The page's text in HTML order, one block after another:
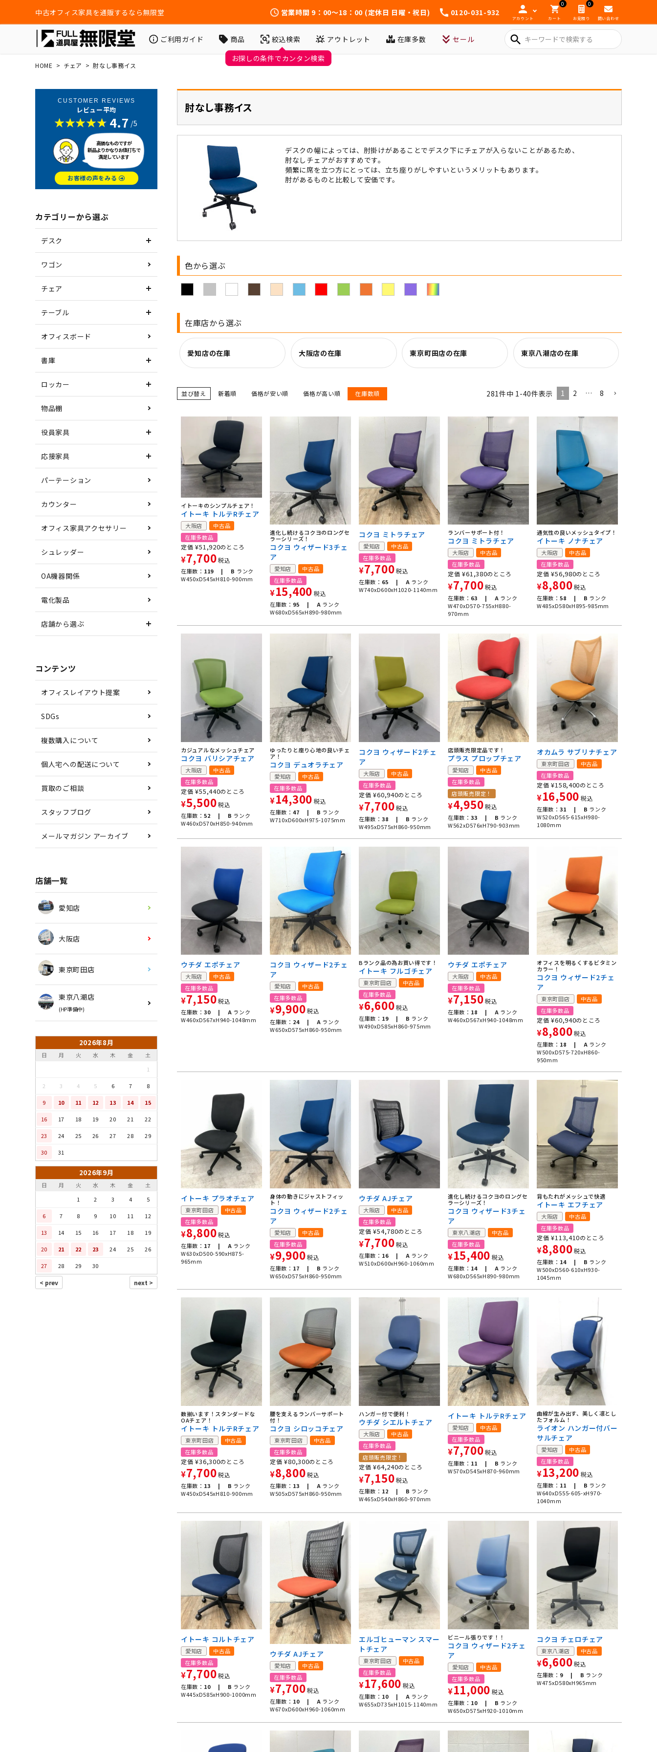
中古オフィス家具を通販するなら無限堂 営業時間 9：00～18：00 (定休日 日曜・祝日) 0120-031-932
アカウント
0
カート
0
お見積り 問い合わせ
ご利用ガイド 商品
絞込検索
お探しの条件でカンタン検索
アウトレット 在庫多数 セール search
HOME チェア 肘なし事務イス
CUSTOMER REVIEWS
レビュー平均
4.7 /5
高価なものですが
新品よりかなりお値打ちで
満足しています
お客様の声をみる
カテゴリーから選ぶ
デスク
ワゴン
チェア
テーブル
オフィスボード
書庫
ロッカー
物品棚
役員家具
応接家具
パーテーション
カウンター
オフィス家具アクセサリー
シュレッダー
OA機器関係
電化製品
店舗から選ぶ
コンテンツ
オフィスレイアウト提案
SDGs
複数購入について
個人宅への配送について
買取のご相談
スタッフブログ
メールマガジン アーカイブ
店舗一覧
愛知店
大阪店
東京町田店
東京八潮店
(HP準備中)
2026年8月
日 月 火 水 木 金
土
1
2 3 4 5 6 7 8
9 10 11 12 13 14 15
16 17 18 19 20 21 22
23 24 25 26 27 28 29
30 31
2026年9月
日 月 火 水 木 金
土
1
2 3 4 5
6 7 8 9 10 11 12
13 14 15 16 17 18 19
20 21 22 23 24 25 26
27 28 29 30
肘なし事務イス
デスクの幅によっては、肘掛けがあることでデスク下にチェアが入らないことがあるため、
肘なしチェアがおすすめです。
頻繁に席を立つ方にとっては、立ち座りがしやすいというメリットもあります。
肘があるものと比較して安価です。
色から選ぶ
在庫店から選ぶ
愛知店の在庫 大阪店の在庫 東京町田店の在庫 東京八潮店の在庫
並び替え 新着順 価格が安い順 価格が高い順 在庫数順 281件中 1 -40件表示 1 2 … 8
イトーキのシンプルチェア！
イトーキ トルテRチェア
大阪店
中古品
在庫多数品
定価 ¥51,920のところ
¥7,700税込
在庫数： 119 | B ランク
W450xD545xH810-900mm
進化し続けるコクヨのロングセ
ラーシリーズ！
コクヨ ウィザード3チェ
ア
愛知店
中古品
在庫多数品
¥15,400 税込
在庫数： 95 | A ランク
W680xD565xH890-980mm
コクヨ ミトラチェア
愛知店
中古品
在庫多数品
¥7,700税込
在庫数： 65 | A ランク
W740xD600xH1020-1140mm
ランバーサポート付！
コクヨ ミトラチェア
大阪店
中古品
在庫多数品
定価 ¥61,380のところ
¥7,700税込
在庫数： 63 | A ランク
W470xD570-755xH880-
970mm
通気性の良いメッシュタイプ！
イトーキ ノナチェア
大阪店
中古品
在庫多数品
定価 ¥56,980のところ
¥8,800税込
在庫数： 58 | B ランク
W485xD580xH895-985mm
カジュアルなメッシュチェア
コクヨ バリシアチェア
大阪店
中古品
在庫多数品
定価 ¥55,440のところ
¥5,500税込
在庫数： 52 | B ランク
W460xD570xH850-940mm
ゆったりと座り心地の良いチェ
ア！
コクヨ デュオラチェア
愛知店
中古品
在庫多数品
¥14,300 税込
在庫数： 47 | B ランク
W710xD600xH975-1075mm
コクヨ ウィザード2チェ
ア
大阪店
中古品
在庫多数品
定価 ¥60,940のところ
¥7,700税込
在庫数： 38 | B ランク
W495xD575xH860-950mm
店頭販売限定品です！
プラス プロップチェア
愛知店
中古品
在庫多数品
店頭販売限定！
¥4,950税込
在庫数： 33 | B ランク
W562xD576xH790-903mm
オカムラ サブリナチェア
東京町田店
中古品
在庫多数品
定価 ¥158,400のところ
¥16,500 税込
在庫数： 31 | B ランク
W520xD565-615xH980-
1080mm
ウチダ エポチェア
大阪店
中古品
在庫多数品
¥7,150税込
在庫数： 30 | A ランク
W460xD567xH940-1048mm
コクヨ ウィザード2チェ
ア
愛知店
中古品
在庫多数品
¥9,900税込
在庫数： 24 | A ランク
W650xD575xH860-950mm
Bランク品の為お買い得です！
イトーキ フルゴチェア
東京町田店
中古品
在庫多数品
¥6,600税込
在庫数： 19 | B ランク
W490xD585xH860-975mm
ウチダ エポチェア
大阪店
中古品
在庫多数品
¥7,150税込
在庫数： 18 | A ランク
W460xD567xH940-1048mm
オフィスを明るくするビタミン
カラー！
コクヨ ウィザード2チェ
ア
東京町田店
中古品
在庫多数品
定価 ¥60,940のところ
¥8,800税込
在庫数： 18 | A ランク
W500xD575-720xH860-
950mm
イトーキ プラオチェア
東京町田店
中古品
在庫多数品
¥8,800税込
在庫数： 17 | A ランク
W630xD500-590xH875-
965mm
身体の動きにジャストフィッ
ト！
コクヨ ウィザード2チェ
ア
愛知店
中古品
在庫多数品
¥9,900税込
在庫数： 17 | B ランク
W650xD575xH860-950mm
ウチダ AJチェア
大阪店
中古品
在庫多数品
定価 ¥54,780のところ
¥7,700税込
在庫数： 16 | A ランク
W510xD600xH960-1060mm
進化し続けるコクヨのロングセ
ラーシリーズ！
コクヨ ウィザード3チェ
ア
東京八潮店
中古品
在庫多数品
¥15,400 税込
在庫数： 14 | A ランク
W680xD565xH890-980mm
背もたれがメッシュで快適
イトーキ エフチェア
大阪店
中古品
在庫多数品
定価 ¥113,410のところ
¥8,800税込
在庫数： 14 | B ランク
W500xD560-610xH930-
1045mm
数揃います！スタンダードな
OAチェア！
イトーキ トルテRチェア
東京町田店
中古品
在庫多数品
定価 ¥36,300のところ
¥7,700税込
在庫数： 13 | B ランク
W450xD545xH810-900mm
腰を支えるランバーサポート
付！
コクヨ シロッコチェア
東京町田店
中古品
在庫多数品
定価 ¥80,300のところ
¥8,800税込
在庫数： 13 | A ランク
W505xD575xH860-950mm
ハンガー付で便利！
ウチダ シエルトチェア
大阪店
中古品
在庫多数品
店頭販売限定！
定価 ¥64,240のところ
¥7,150税込
在庫数： 12 | B ランク
W465xD540xH860-970mm
イトーキ トルテRチェア
愛知店
中古品
在庫多数品
¥7,700税込
在庫数： 11 | B ランク
W570xD545xH870-960mm
曲線が生み出す、美しく凛とし
たフォルム！
ライオン ハンガー付バー
サルチェア
愛知店
中古品
在庫多数品
¥13,200 税込
在庫数： 11 | B ランク
W640xD555-605-xH970-
1040mm
イトーキ コルトチェア
愛知店
中古品
在庫多数品
¥7,700税込
在庫数： 10 | B ランク
W445xD585xH900-1000mm
ウチダ AJチェア
愛知店
中古品
在庫多数品
¥7,700税込
在庫数： 10 | A ランク
W670xD600xH960-1060mm
エルゴヒューマン スマー
トチェア
東京町田店
中古品
在庫多数品
¥17,600 税込
在庫数： 10 | A ランク
W655xD735xH1015-1140mm
ビニール張りです！！
コクヨ ウィザード2チェ
ア
愛知店
中古品
在庫多数品
¥11,000 税込
在庫数： 10 | B ランク
W650xD575xH920-1010mm
コクヨ チェロチェア
東京八潮店 中古品
¥6,600税込
在庫数： 9 | B ランク
W475xD580xH965mm